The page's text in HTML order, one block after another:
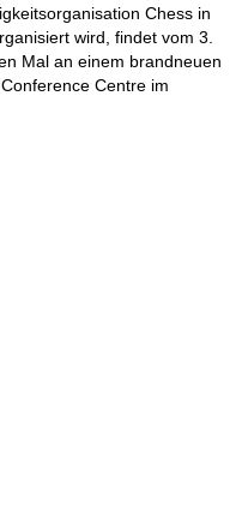
Chess in
wird, findet vom 3.
Mal an einem brandneuen
Centre im